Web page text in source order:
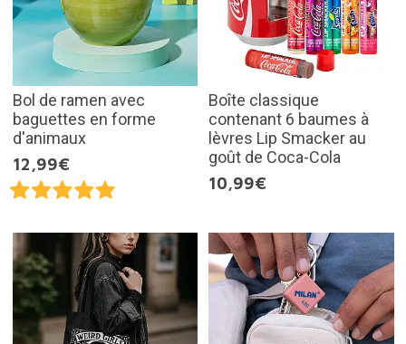
Bol de ramen avec
baguettes en forme
d'animaux
12,99€
Boîte classique
contenant 6 baumes à
lèvres Lip Smacker au
goût de Coca-Cola
10,99€